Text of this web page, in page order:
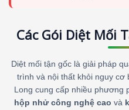
Các Gói Diệt Mối
Diệt mối tận gốc là giải pháp
trình và nội thất khỏi nguy cơ
Long cung cấp nhiều phương
hộp nhử công nghệ cao và